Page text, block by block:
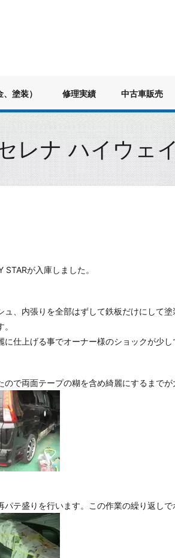
塗装） 修理実績 中古車販売
レナ ハイウェ
が入庫しました。
、内張りを全部はずして鉄板だけにして塗
仕上げる事でオーナー様のショックが少
で両面テープの糊を含め綺麗にするまでが
テ盛りを行います。この作業の繰り返し